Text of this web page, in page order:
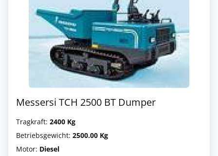
Messersi TCH 2500 BT Dumper
Tragkraft: 2400 Kg
Betriebsgewicht: 2500.00 Kg
Motor: Diesel